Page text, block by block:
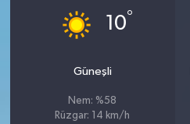
10°
Güneşli
Nem: %58
Rüzgar: 14 km/h